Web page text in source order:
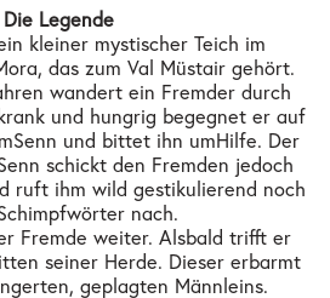
Die Legende
kleiner mystischer Teich im
das zum Val Müstair gehört.
wandert ein Fremder durch
und hungrig begegnet er auf
Senn und bittet ihn um Hilfe. Der
schickt den Fremden jedoch
ruft ihm wild gestikulierend noch
nach.
Fremde weiter. Alsbald trifft er
seiner Herde. Dieser erbarmt
geplagten Männleins.